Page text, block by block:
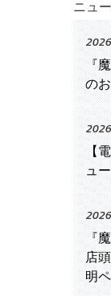
ニュ
『
の
【
ュ
『
店
明